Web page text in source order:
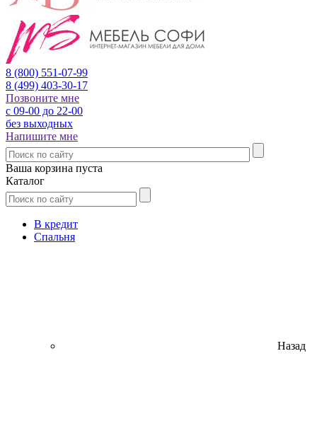
8 (800) 551-07-99
8 (499) 403-30-17
Позвоните мне
с 09-00 до 22-00
без выходных
Напишите мне
Ваша корзина пуста
Каталог
В кредит
Спальня
Назад